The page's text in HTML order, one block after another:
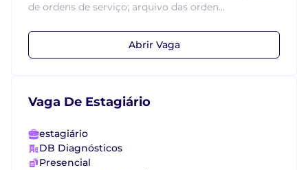
de ordens de serviço; arquivo das orden...
Abrir Vaga
Vaga De Estagiário
estagiário
DB Diagnósticos
Presencial